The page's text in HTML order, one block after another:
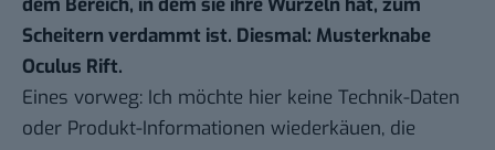
dem Bereich, in dem sie ihre Wurzeln hat, zum
Scheitern verdammt ist. Diesmal: Musterknabe
Oculus Rift.
Eines vorweg: Ich möchte hier keine Technik-Daten
oder Produkt-Informationen wiederkäuen, die